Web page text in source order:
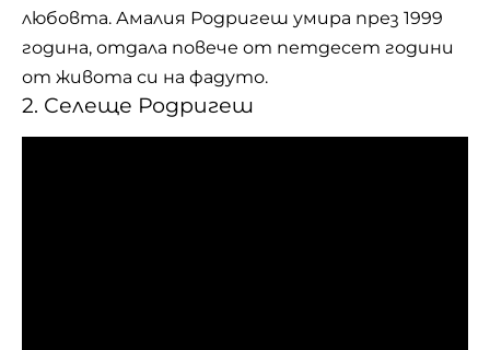
любовта. Амалия Родригеш умира през 1999
година, отдала повече от петдесет години
от живота си на фадуто.
2. Селеще Родригеш